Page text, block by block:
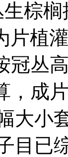
棕
植灌
冠丛
，成
小
已